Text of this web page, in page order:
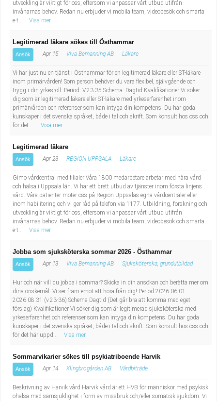
utveckling är viktigt för oss, eftersom vi anpassar vårt utbud utifrån
invånarnas behov. Redan nu erbjuder vi mobila team, videobesök och smarta
e-t...
Visa mer
Legitimerad läkare sökes till Östhammar
Ansök Apr 15 Viva Bemanning AB Läkare
Vi har just nu en tjänst i Östhammar för en legitimerad läkare eller ST-läkare
inom primärvården! Som person behöver du vara flexibel, självgående och
trygg i din yrkesroll. Period: V.23-35 Schema: Dagtid Kvalifikationer Vi söker
dig som är legitimerad läkare eller ST-läkare med yrkeserfarenhet inom
primärvården och referenser som kan intyga din kompetens. Du har goda
kunskaper i det svenska språket, både i tal och skrift. Som konsult hos oss och
för det ...
Visa mer
Legitimerad läkare
Ansök Apr 23 REGION UPPSALA Läkare
Gimo vårdcentral med filialer Våra 1800 medarbetare arbetar med nära vård
och hälsa i Uppsala län. Vi har ett brett utbud av tjänster inom första linjens
vård. Våra patienter möter oss på Region Uppsalas egna vårdcentraler eller
inom habilitering och vi ger råd på telefon via 1177. Utbildning, forskning och
utveckling är viktigt för oss, eftersom vi anpassar vårt utbud utifrån
invånarnas behov. Redan nu erbjuder vi mobila team, videobesök och smarta
e-t...
Visa mer
Jobba som sjuksköterska sommar 2026 - Östhammar
Ansök Apr 13 Viva Bemanning AB Sjuksköterska, grundutbildad
Hur och när vill du jobba i sommar? Skicka in din ansökan och berätta mer om
dina önskemål. Vi ser fram emot att höra från dig! Period 2026.06.01 -
2026.08.31 (v.23-36) Schema Dagtid (Det går bra att komma med eget
förslag) Kvalifikationer Vi söker dig som är legitimerad sjuksköterska med
yrkeserfarenhet och referenser som kan intyga din kompetens. Du har goda
kunskaper i det svenska språket, både i tal och skrift. Som konsult hos oss och
för det här uppd...
Visa mer
Sommarvikarier sökes till psykiatriboende Harvik
Ansök Apr 14 Klingbrogården AB Vårdbiträde
Beskrivning av Harvik vård Harvik vård är ett HVB för människor med psykisk
ohälsa med samsjuklighet i form av missbruk och/eller somatisk sjukdom. Vi